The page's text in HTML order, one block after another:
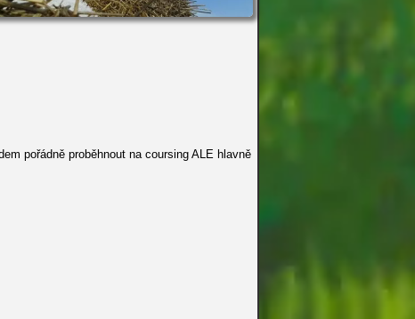
pořádně proběhnout na coursing ALE hlavně